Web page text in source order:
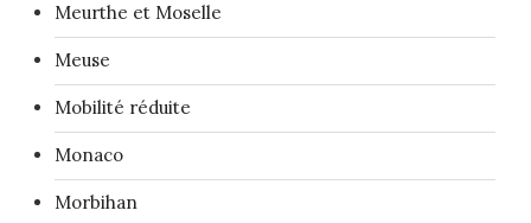
Meurthe et Moselle
Meuse
Mobilité réduite
Monaco
Morbihan